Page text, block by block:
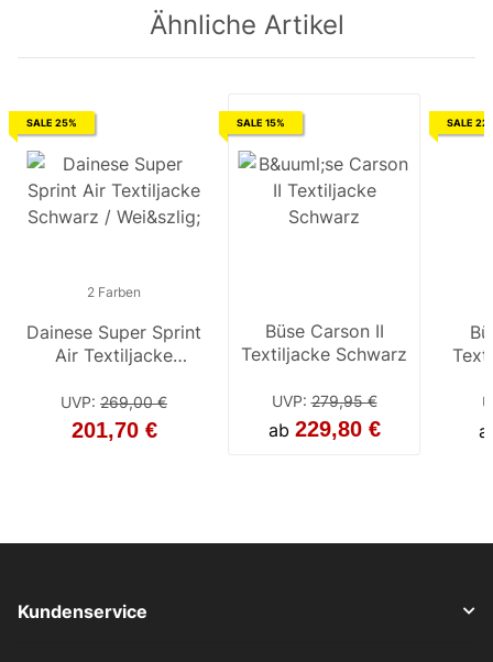
Ähnliche Artikel
SALE 25%
2 Farben
Dainese Super Sprint
Air Textiljacke
UVP: 269,00 €
201,70 €
Dainese Super Sprint
Air Textiljacke
Rot
UVP:269,00 €
215,20 €
SALE 15%
Büse Carson II
Textiljacke Schwarz
UVP:279,95 €
ab 229,80 €
SALE
Kundenservice